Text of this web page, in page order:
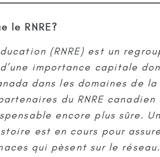
le RNRE?
(RNRE) est un
importance capitale
dans les domaines de
du RNRE
encore plus sûre.
est en cours pour
qui pèsent sur le réseau.